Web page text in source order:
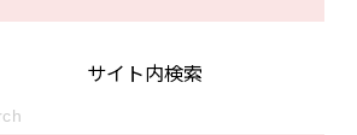
サイト内検索